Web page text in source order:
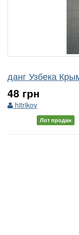
данг Узбека
48 грн
hitrikov
Лот продан